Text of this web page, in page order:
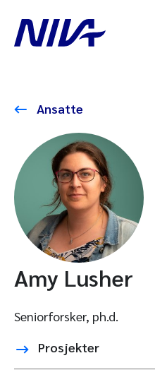
Ansatte
Amy Lusher
Seniorforsker, ph.d.
Prosjekter